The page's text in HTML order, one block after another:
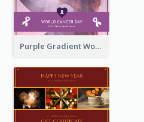
Purple Gradient World Cancer Day Gift Card